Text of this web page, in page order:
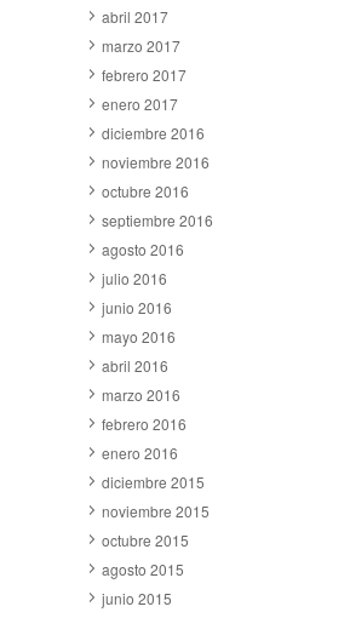
abril 2017
marzo 2017
febrero 2017
enero 2017
diciembre 2016
noviembre 2016
octubre 2016
septiembre 2016
agosto 2016
julio 2016
junio 2016
mayo 2016
abril 2016
marzo 2016
febrero 2016
enero 2016
diciembre 2015
noviembre 2015
octubre 2015
agosto 2015
junio 2015